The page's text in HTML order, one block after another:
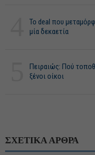
Το deal που
μία δεκαετία
Πειραιώς: Πού
ξένοι οίκοι
ΣΧΕΤΙΚΑ ΑΡΘΡΑ